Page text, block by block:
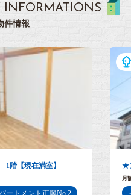
INFORMATIONS
件情報
階【現在満室】
ートメント正興No.3
月